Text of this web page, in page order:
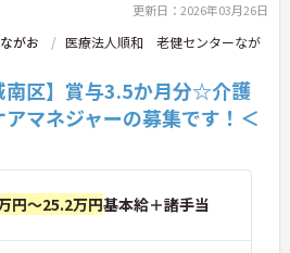
更新日：2026年03月26日
がお
医療法人順和 老健センターなが
南区】賞与3.5か月分☆介護
マネジャーの募集です！＜
円～25.2万円基本給＋諸手当